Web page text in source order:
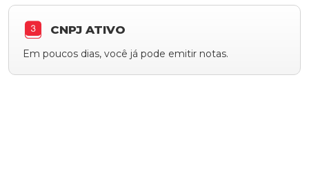
CNPJ ATIVO
Em poucos dias, você já pode emitir notas.